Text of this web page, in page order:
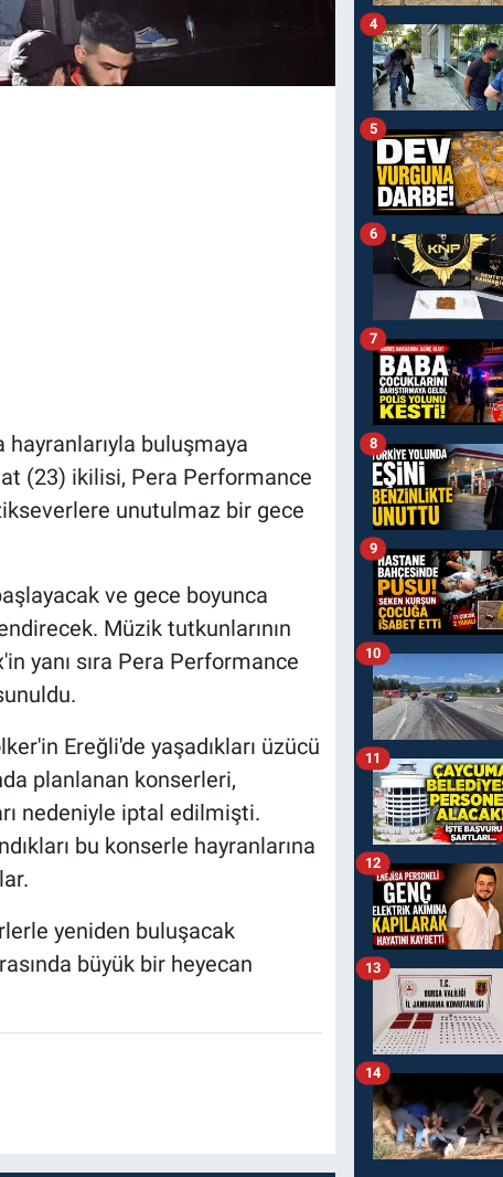
buluşmaya
(23) ikilisi, Pera Performance
unutulmaz bir gece
ve gece boyunca
Müzik tutkunlarının
yanı sıra Pera Performance
Ereğli'de yaşadıkları üzücü
planlanan konserleri,
nedeniyle iptal edilmişti.
bu konserle hayranlarına
yeniden buluşacak
büyük bir heyecan
4
5
6
7
8
9
10
11
12
13
14